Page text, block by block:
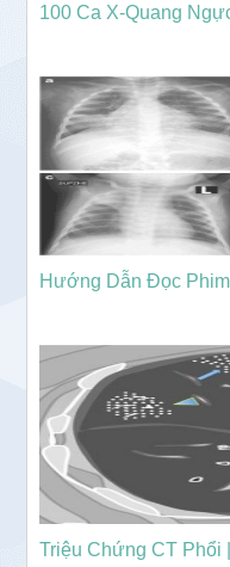
100 Ca X-Quang
Hướng Dẫn Đọc
Triệu Chứng CT Phổi